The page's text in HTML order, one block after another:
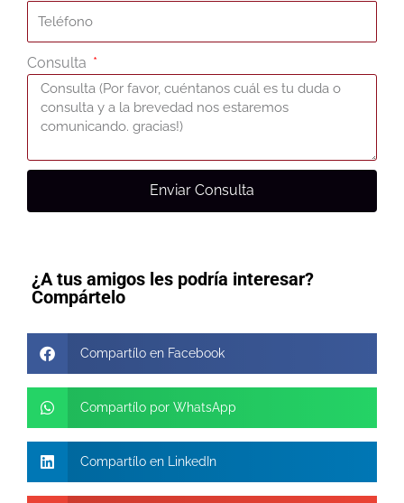
Consulta
Enviar Consulta
¿A tus amigos les podría interesar?
Compártelo
Compartílo en Facebook
Compartílo por WhatsApp
Compartílo en LinkedIn